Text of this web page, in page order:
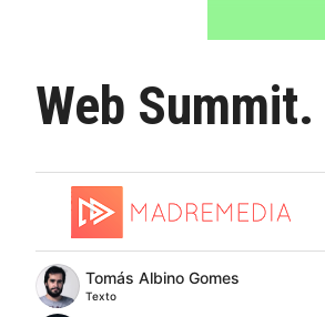
Web
Tomás Albino Gomes
Texto